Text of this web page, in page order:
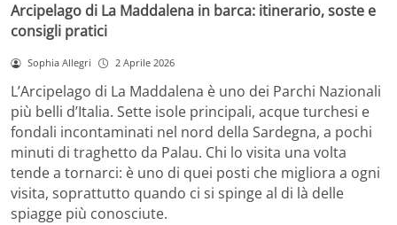
Arcipelago di La Maddalena in barca: itinerario, soste e
consigli pratici
Sophia Allegri 2 Aprile 2026
L’Arcipelago di La Maddalena è uno dei Parchi Nazionali
più belli d’Italia. Sette isole principali, acque turchesi e
fondali incontaminati nel nord della Sardegna, a pochi
minuti di traghetto da Palau. Chi lo visita una volta
tende a tornarci: è uno di quei posti che migliora a ogni
visita, soprattutto quando ci si spinge al di là delle
spiagge più conosciute.